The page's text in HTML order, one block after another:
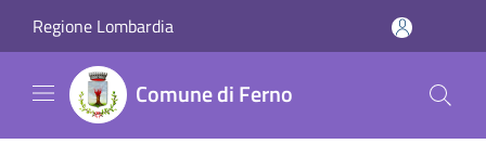
Regione Lombardia
Comune di Ferno